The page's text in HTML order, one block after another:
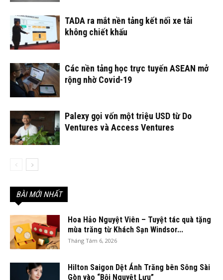
TADA ra mắt nền tảng kết nối xe tải
không chiết khấu
Các nền tảng học trực tuyến ASEAN mở
rộng nhờ Covid-19
Palexy gọi vốn một triệu USD từ Do
Ventures và Access Ventures
BÀI MỚI NHẤT
Hoa Hảo Nguyệt Viên – Tuyệt tác quà tặng
mùa trăng từ Khách Sạn Windsor...
Tháng Tám 6, 2026
Hilton Saigon Dệt Ánh Trăng bên Sông Sài
Gòn vào “Bội Nguyệt Lưu”